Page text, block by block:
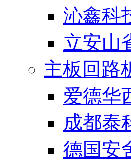
沁鑫科
立安山
主板回路
爱德华
成都泰
德国安